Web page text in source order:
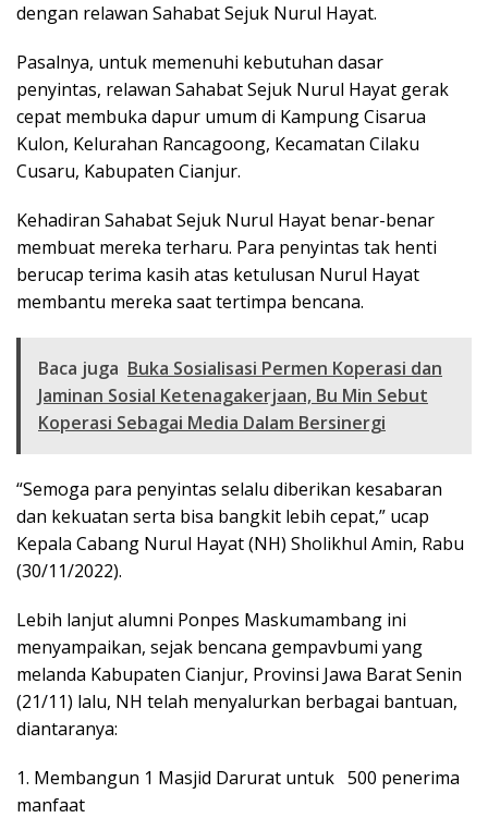
dengan relawan Sahabat Sejuk Nurul Hayat.
Pasalnya, untuk memenuhi kebutuhan dasar
penyintas, relawan Sahabat Sejuk Nurul Hayat gerak
cepat membuka dapur umum di Kampung Cisarua
Kulon, Kelurahan Rancagoong, Kecamatan Cilaku
Cusaru, Kabupaten Cianjur.
Kehadiran Sahabat Sejuk Nurul Hayat benar-benar
membuat mereka terharu. Para penyintas tak henti
berucap terima kasih atas ketulusan Nurul Hayat
membantu mereka saat tertimpa bencana.
Baca juga Buka Sosialisasi Permen Koperasi dan
Jaminan Sosial Ketenagakerjaan, Bu Min Sebut
Koperasi Sebagai Media Dalam Bersinergi
“Semoga para penyintas selalu diberikan kesabaran
dan kekuatan serta bisa bangkit lebih cepat,” ucap
Kepala Cabang Nurul Hayat (NH) Sholikhul Amin, Rabu
(30/11/2022).
Lebih lanjut alumni Ponpes Maskumambang ini
menyampaikan, sejak bencana gempavbumi yang
melanda Kabupaten Cianjur, Provinsi Jawa Barat Senin
(21/11) lalu, NH telah menyalurkan berbagai bantuan,
diantaranya:
1. Membangun 1 Masjid Darurat untuk 500 penerima
manfaat